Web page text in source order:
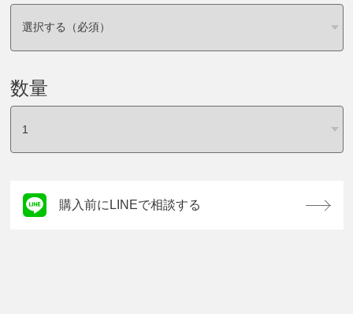
数量
購入前にLINEで相談する